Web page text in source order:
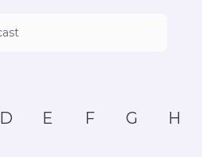
D E F G H